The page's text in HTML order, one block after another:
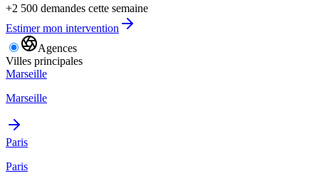
+2 500 demandes cette semaine
Estimer mon intervention
Agences
Villes principales
Marseille
Marseille
Paris
Paris